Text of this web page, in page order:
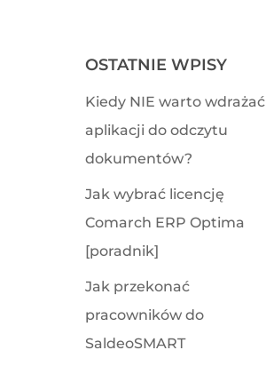
OSTATNIE WPISY
Kiedy NIE warto wdrażać
aplikacji do odczytu
dokumentów?
Jak wybrać licencję
Comarch ERP Optima
[poradnik]
Jak przekonać
pracowników do
SaldeoSMART